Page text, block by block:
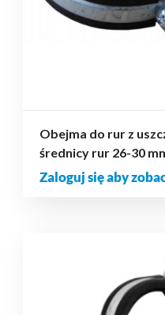
Obejma do rur z
średnicy rur 26-30
Zaloguj się aby